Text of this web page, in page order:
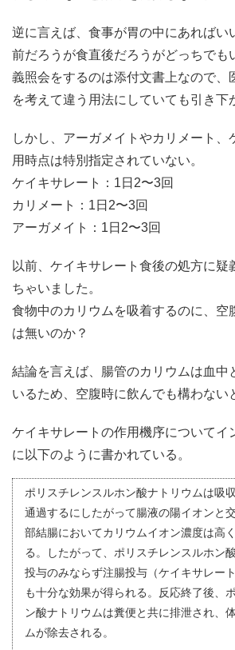
逆に言えば、食事が胃の中にあればい
前だろうが食直後だろうがどっちでも
義照会をするのは添付文書上なので、
を考えて違う用法にしていても引き下
しかし、アーガメイトやカリメート、
用時点は特別指定されていない。
ケイキサレート：1日2〜3回
カリメート：1日2〜3回
アーガメイト：1日2〜3回
以前、ケイキサレート食後の処方に疑
ちゃいました。
食物中のカリウムを吸着するのに、空
は無いのか？
結論を言えば、腸管のカリウムは血中
いるため、空腹時に飲んでも構わない
ケイキサレートの作用機序についてイ
に以下のように書かれている。
ポリスチレンスルホン酸ナトリウムは吸
通過するにしたがって腸液の陽イオンと
部結腸においてカリウムイオン濃度は高
る。したがって、ポリスチレンスルホン
投与のみならず注腸投与（ケイキサレー
も十分な効果が得られる。反応終了後、
ン酸ナトリウムは糞便と共に排泄され、
ムが除去される。